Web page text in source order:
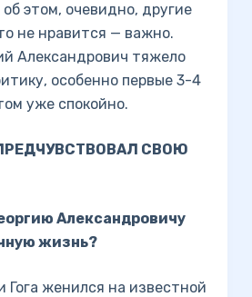
этом, очевидно, другие
не нравится — важно.
Александрович тяжело
особенно первые 3-4
уже спокойно.
СВОЮ
Александровичу
жизнь?
Гога женился на известной